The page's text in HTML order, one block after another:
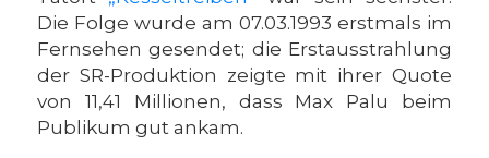
Die Folge wurde am 07.03.1993 erstmals im
Fernsehen gesendet; die Erstausstrahlung
der SR-Produktion zeigte mit ihrer Quote
von 11,41 Millionen, dass Max Palu beim
Publikum gut ankam.